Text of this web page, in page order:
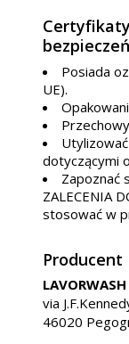
Posiada
UE).
dotyczącymi
Zapoznać
ZALECENIA
stosować w
Producent
LAVORWASH
via
46020